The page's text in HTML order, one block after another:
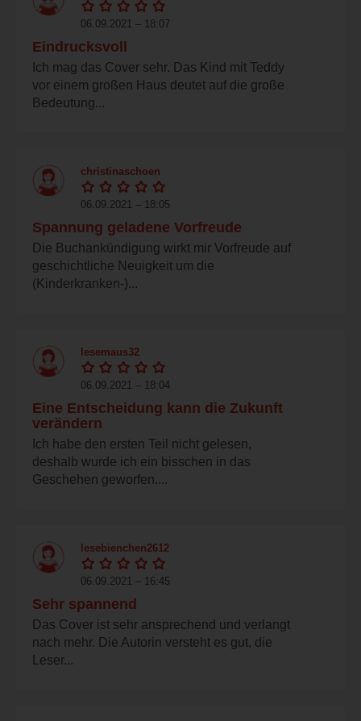
06.09.2021 – 18:07
Eindrucksvoll
Ich mag das Cover sehr. Das Kind mit Teddy
vor einem großen Haus deutet auf die große
Bedeutung...
christinaschoen
06.09.2021 – 18:05
Spannung geladene Vorfreude
Die Buchankündigung wirkt mir Vorfreude auf
geschichtliche Neuigkeit um die
(Kinderkranken-)...
lesemaus32
06.09.2021 – 18:04
Eine Entscheidung kann die Zukunft
verändern
Ich habe den ersten Teil nicht gelesen,
deshalb wurde ich ein bisschen in das
Geschehen geworfen....
lesebienchen2612
06.09.2021 – 16:45
Sehr spannend
Das Cover ist sehr ansprechend und verlangt
nach mehr. Die Autorin versteht es gut, die
Leser...